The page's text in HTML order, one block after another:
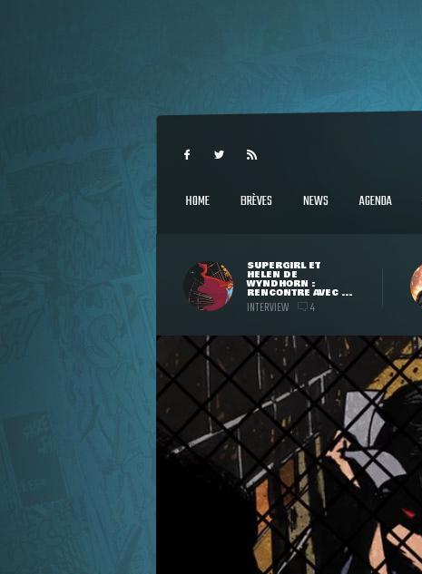
HOME BRÈVES NEWS AGENDA
SUPERGIRL ET
HELEN DE
WYNDHORN :
RENCONTRE AVEC ...
INTERVIEW 4